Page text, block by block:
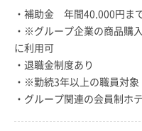
・補助金 年間40,000円ま
・※グループ企業の商品購
に利用可
・退職金制度あり
・※勤続3年以上の職員対象
・グループ関連の会員制ホ